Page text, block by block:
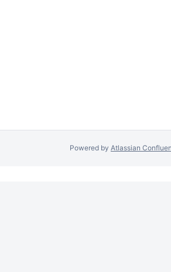
Powered by Atlassian